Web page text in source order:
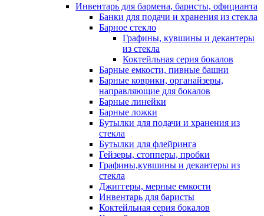
Инвентарь для бармена, баристы, официанта
Банки для подачи и хранения из стекла
Барное стекло
Графины, кувшины и декантеры
из стекла
Коктейльная серия бокалов
Барные емкости, пивные башни
Барные коврики, органайзеры,
направляющие для бокалов
Барные линейки
Барные ложки
Бутылки для подачи и хранения из
стекла
Бутылки для флейринга
Гейзеры, стопперы, пробки
Графины,кувшины и декантеры из
стекла
Джиггеры, мерные емкости
Инвентарь для баристы
Коктейльная серия бокалов